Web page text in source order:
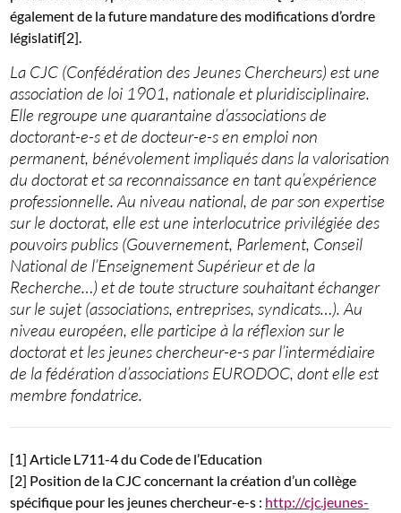
également de la future mandature des modifications d’ordre
législatif[2].
La CJC (Confédération des Jeunes Chercheurs) est une
association de loi 1901, nationale et pluridisciplinaire.
Elle regroupe une quarantaine d’associations de
doctorant-e-s et de docteur-e-s en emploi non
permanent, bénévolement impliqués dans la valorisation
du doctorat et sa reconnaissance en tant qu’expérience
professionnelle. Au niveau national, de par son expertise
sur le doctorat, elle est une interlocutrice privilégiée des
pouvoirs publics (Gouvernement, Parlement, Conseil
National de l’Enseignement Supérieur et de la
Recherche…) et de toute structure souhaitant échanger
sur le sujet (associations, entreprises, syndicats…). Au
niveau européen, elle participe à la réflexion sur le
doctorat et les jeunes chercheur-e-s par l’intermédiaire
de la fédération d’associations EURODOC, dont elle est
membre fondatrice.
[1] Article L711-4 du Code de l’Education
[2] Position de la CJC concernant la création d’un collège
spécifique pour les jeunes chercheur-e-s : http://cjc.jeunes-